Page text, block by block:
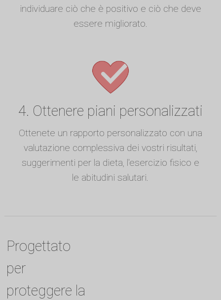
individuare ciò che è positivo e ciò che deve
essere migliorato.
4. Ottenere piani personalizzati
Ottenete un rapporto personalizzato con una
valutazione complessiva dei vostri risultati,
suggerimenti per la dieta, l'esercizio fisico e
le abitudini salutari.
Progettato
per
proteggere la